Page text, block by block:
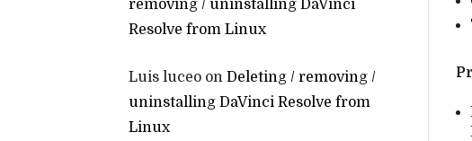
removing / uninstalling DaVinci
Resolve from Linux
Luis luceo on Deleting / removing /
uninstalling DaVinci Resolve from
Linux